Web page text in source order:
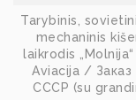
Tarybinis,
mechaninis
laikrodis
Aviacija /
СССР (su